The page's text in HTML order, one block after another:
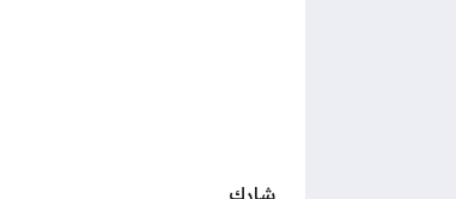
شارك